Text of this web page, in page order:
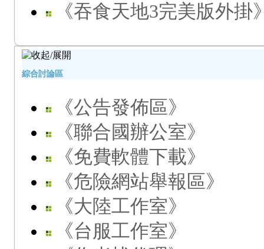
《吞食天地3完美版外掛
綜合討論區
《公告發佈區》
《聯合國辦公室》
《免費軟體下載》
《危險網站舉報區》
《大陸工作室》
《台服工作室》